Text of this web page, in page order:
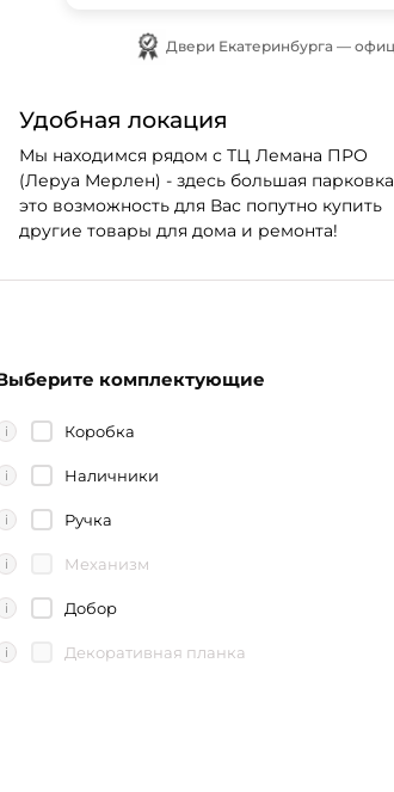
Двери Екатеринбурга —
Удобная локация
Мы находимся рядом с ТЦ Лемана ПРО
(Леруа Мерлен) - здесь большая
это возможность для Вас попутно купить
другие товары для дома и ремонта!
комплектующие
i Коробка
i Наличники
i Ручка
i Механизм
i Добор
i Декоративная планка